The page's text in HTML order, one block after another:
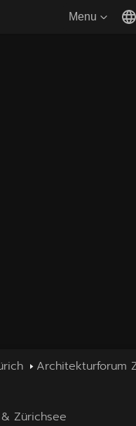
Menu
Architekturforum
Zürichsee